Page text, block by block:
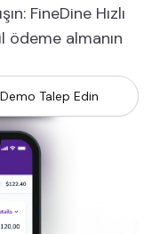
FineDine Hızlı
almanın
Demo Talep Edin